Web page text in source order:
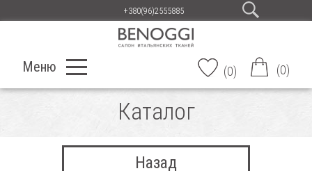
+380(96)2555885
Меню (0) (0)
Каталог
Назад